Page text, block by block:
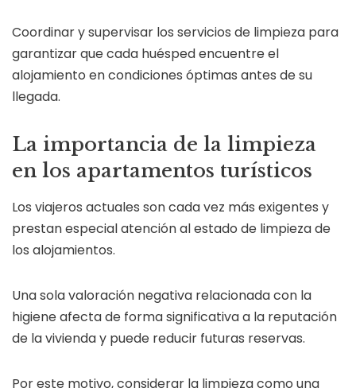
Coordinar y supervisar los servicios de limpieza para
garantizar que cada huésped encuentre el
alojamiento en condiciones óptimas antes de su
llegada.
La importancia de la limpieza
en los apartamentos turísticos
Los viajeros actuales son cada vez más exigentes y
prestan especial atención al estado de limpieza de
los alojamientos.
Una sola valoración negativa relacionada con la
higiene afecta de forma significativa a la reputación
de la vivienda y puede reducir futuras reservas.
Por este motivo, considerar la limpieza como una